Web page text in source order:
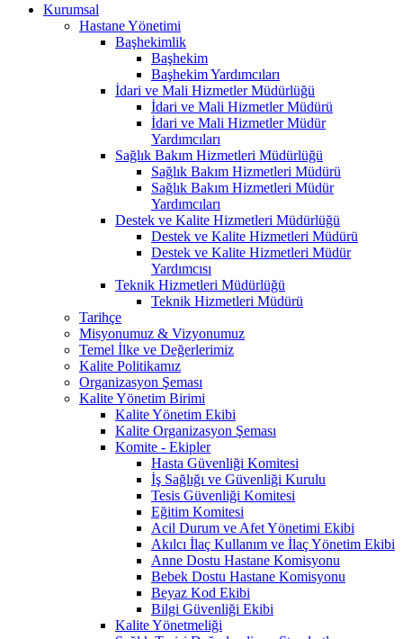
Kurumsal
Hastane Yönetimi
Başhekimlik
Başhekim
Başhekim Yardımcıları
İdari ve Mali Hizmetler Müdürlüğü
İdari ve Mali Hizmetler Müdürü
İdari ve Mali Hizmetler Müdür
Yardımcıları
Sağlık Bakım Hizmetleri Müdürlüğü
Sağlık Bakım Hizmetleri Müdürü
Sağlık Bakım Hizmetleri Müdür
Yardımcıları
Destek ve Kalite Hizmetleri Müdürlüğü
Destek ve Kalite Hizmetleri Müdürü
Destek ve Kalite Hizmetleri Müdür
Yardımcısı
Teknik Hizmetleri Müdürlüğü
Teknik Hizmetleri Müdürü
Tarihçe
Misyonumuz & Vizyonumuz
Temel İlke ve Değerlerimiz
Kalite Politikamız
Organizasyon Şeması
Kalite Yönetim Birimi
Kalite Yönetim Ekibi
Kalite Organizasyon Şeması
Komite - Ekipler
Hasta Güvenliği Komitesi
İş Sağlığı ve Güvenliği Kurulu
Tesis Güvenliği Komitesi
Eğitim Komitesi
Acil Durum ve Afet Yönetimi Ekibi
Akılcı İlaç Kullanım ve İlaç Yönetim Ekibi
Anne Dostu Hastane Komisyonu
Bebek Dostu Hastane Komisyonu
Beyaz Kod Ekibi
Bilgi Güvenliği Ekibi
Kalite Yönetmeliği